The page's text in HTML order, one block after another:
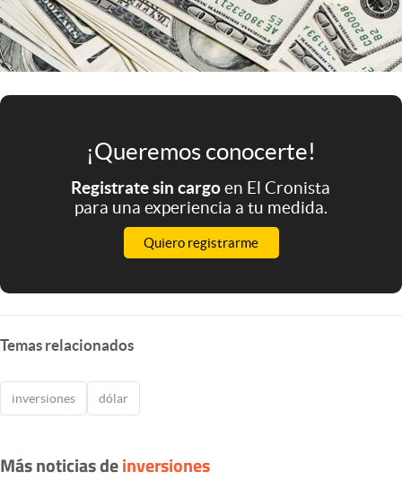
El Cronista Studio
Mediakit
abre en nueva pestaña
¡Queremos conocerte!
Registrate sin cargoen El Cronista
para una experiencia a tu medida.
Quiero registrarme
Temas relacionados
inversiones dólar
Más noticias deinversiones